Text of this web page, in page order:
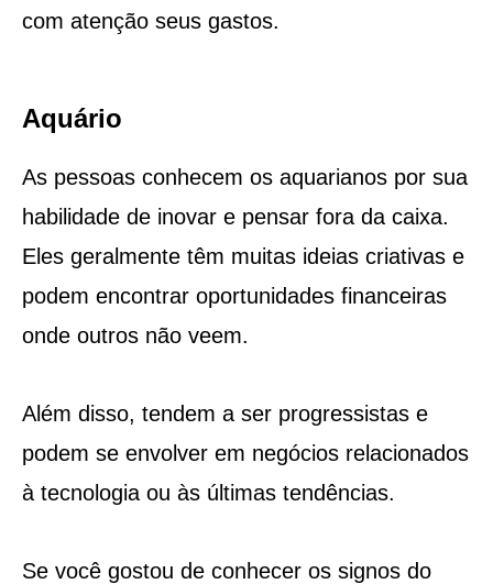
com atenção seus gastos.
Aquário
As pessoas conhecem os aquarianos por sua
habilidade de inovar e pensar fora da caixa.
Eles geralmente têm muitas ideias criativas e
podem encontrar oportunidades financeiras
onde outros não veem.
Além disso, tendem a ser progressistas e
podem se envolver em negócios relacionados
à tecnologia ou às últimas tendências.
Se você gostou de conhecer os signos do